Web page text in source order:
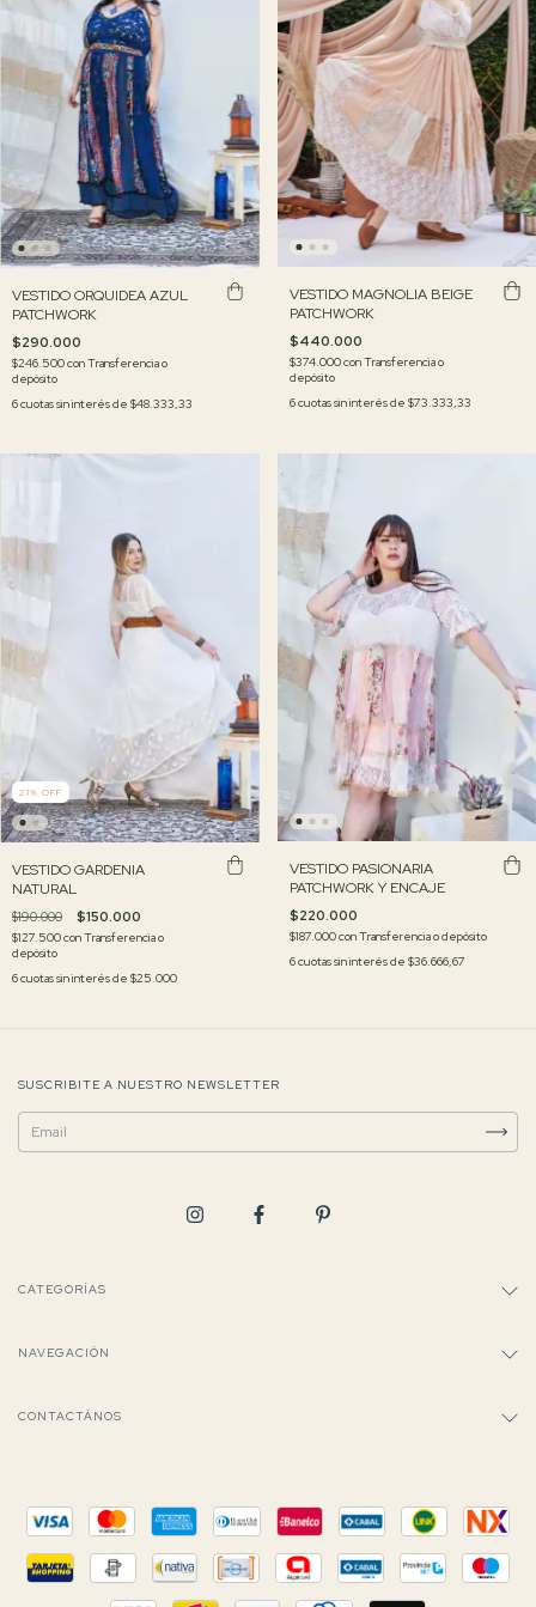
VESTIDO ORQUIDEA AZUL
PATCHWORK
$290.000
$246.500conTransferencia o
depósito
6cuotas sin interés de $48.333,33
VESTIDO MAGNOLIA BEIGE
PATCHWORK
$440.000
$374.000conTransferencia o
depósito
6cuotas sin interés de $73.333,33
21% OFF
VESTIDO GARDENIA
NATURAL
$190.000 $150.000
$127.500conTransferencia o
depósito
6cuotas sin interés de $25.000
VESTIDO PASIONARIA
PATCHWORK Y ENCAJE
$220.000
$187.000conTransferencia o depósito
6cuotas sin interés de $36.666,67
SUSCRIBITE A NUESTRO NEWSLETTER
CATEGORÍAS
NAVEGACIÓN
CONTACTÁNOS